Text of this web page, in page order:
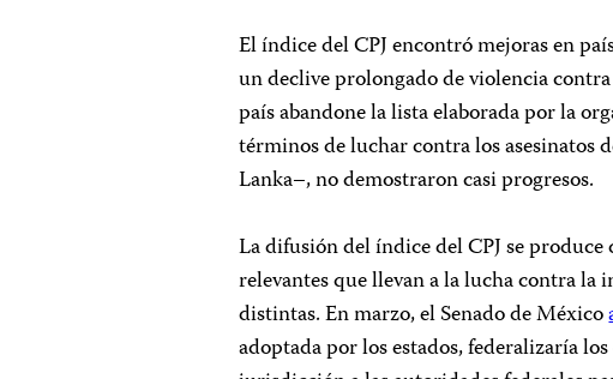
El índice del CPJ encontró mejoras en
un declive prolongado de violencia
país abandone la lista elaborada por la
términos de luchar contra los asesinatos
Lanka–, no demostraron casi progresos.
La difusión del índice del CPJ se
relevantes que llevan a la lucha contra
distintas. En marzo, el Senado de México
adoptada por los estados, federalizaría